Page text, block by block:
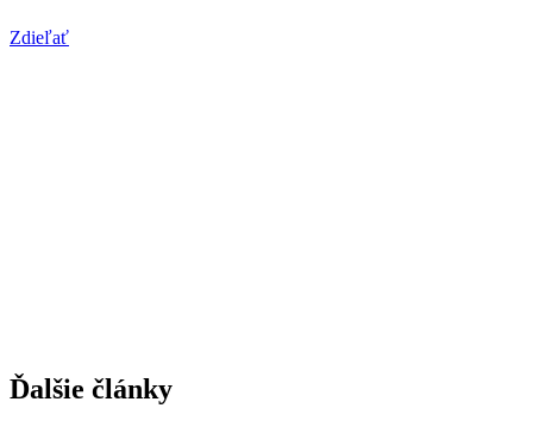
Zdieľať
Ďalšie články